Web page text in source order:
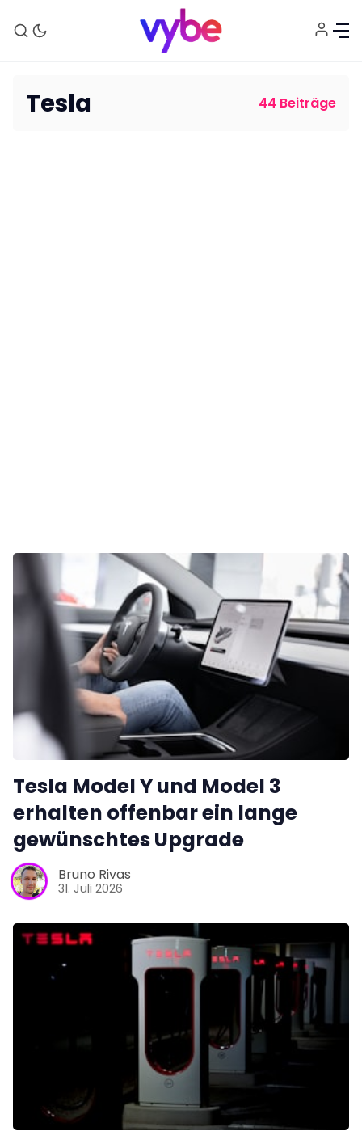
Team
Zusammenarbeit
Kontakt
Impressum
Tesla 44 Beiträge
Tesla Model Y und Model 3
erhalten offenbar ein lange
gewünschtes Upgrade
Bruno Rivas
31. Juli 2026